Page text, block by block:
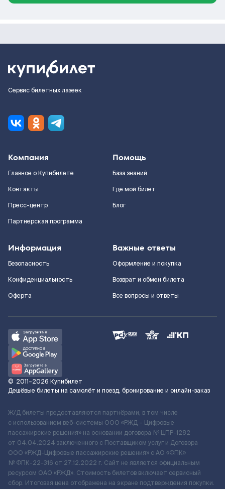
Сервис билетных лазеек
Компания
Главное о Купибилете
Контакты
Пресс-центр
Партнерская программа
Помощь
База знаний
Где мой билет
Блог
Информация
Безопасность
Конфиденциальность
Оферта
Важные ответы
Оформление и покупка
Возврат и обмен билета
Все вопросы и ответы
© 2011–2026 Купибилет
Дешёвые билеты на самолёт и поезд, бронирование и онлайн-заказ
Ж/Д билеты предоставляются партнёрами, в том числе
с использованием веб-системы ООО «РЖД – Цифровые
пассажирские решения» на основании договора № ЦПР-1282
от 04.04.2024 заключенного с Поставщиком услуг и Договора
ООО «РЖД-Цифровые пассажирские решения» c АО «ФПК»
№ ФПК-22-316 от 27.12.2022 г. Сайт не является официальным
ресурсом ОАО «РЖД». Стоимость билетов включает сервисный
сбор. Итоговая цена отображена на экране подтверждения покупки.